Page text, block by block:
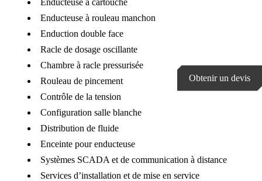
Obtenir un devis
Enducteuse à cartouche
Enducteuse à rouleau manchon
Enduction double face
Racle de dosage oscillante
Chambre à racle pressurisée
Rouleau de pincement
Contrôle de la tension
Configuration salle blanche
Distribution de fluide
Enceinte pour enducteuse
Systèmes SCADA et de communication à distance
Services d’installation et de mise en service